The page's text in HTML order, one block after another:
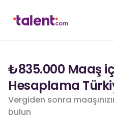
₺835.000 Maaş
Hesaplama
Vergiden sonra
bulun